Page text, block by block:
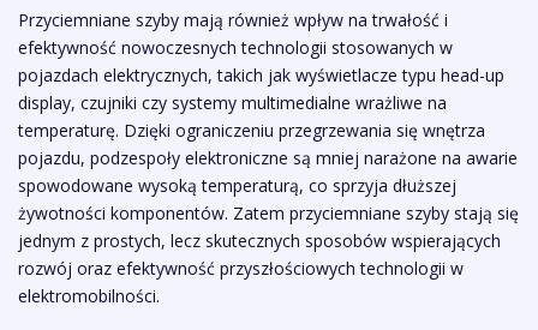
Przyciemniane szyby mają również wpływ na trwałość i
efektywność nowoczesnych technologii stosowanych w
pojazdach elektrycznych, takich jak wyświetlacze typu head-up
display, czujniki czy systemy multimedialne wrażliwe na
temperaturę. Dzięki ograniczeniu przegrzewania się wnętrza
pojazdu, podzespoły elektroniczne są mniej narażone na awarie
spowodowane wysoką temperaturą, co sprzyja dłuższej
żywotności komponentów. Zatem przyciemniane szyby stają się
jednym z prostych, lecz skutecznych sposobów wspierających
rozwój oraz efektywność przyszłościowych technologii w
elektromobilności.